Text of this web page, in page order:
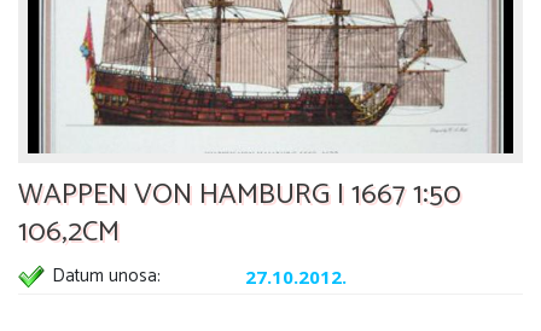
WAPPEN VON HAMBURG I 1667 1:50
106,2CM
Datum unosa: 27.10.2012.